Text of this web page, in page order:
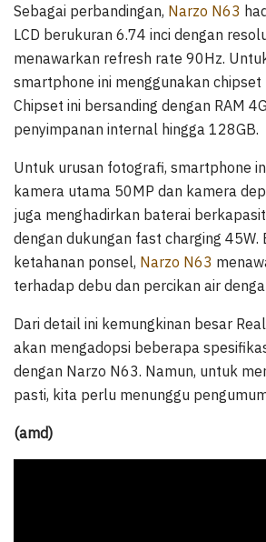
Sebagai perbandingan, Narzo N63
LCD berukuran 6.74 inci dengan
menawarkan refresh rate 90Hz.
smartphone ini menggunakan chipset
Chipset ini bersanding dengan RAM
penyimpanan internal hingga 128GB.
Untuk urusan fotografi, smartphone
kamera utama 50MP dan kamera
juga menghadirkan baterai
dengan dukungan fast charging 45W.
ketahanan ponsel, Narzo N63
terhadap debu dan percikan air
Dari detail ini kemungkinan besar
akan mengadopsi beberapa
dengan Narzo N63. Namun, untuk
pasti, kita perlu menunggu
(amd)